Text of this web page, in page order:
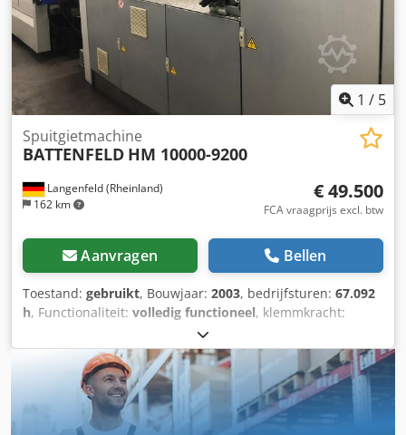
EUROMAP 67 besturingsinterface USB-interface Schuko-
stopcontact 16A Dksdpjzgt I Ssfx Ai Nor Machinedimensies
LxBxH: 7,2m x 1,75m x 2,42m Totaalgewicht: 16.400 kg
1 / 5
Langenfeld (Rheinland)
162 km
Spuitgietmachine
BATTENFELD HM 10000-9200
€ 49.500
FCA vraagprijs excl. btw
Aanvragen Bellen
Toestand: gebruikt, Bouwjaar: 2003, bedrijfsturen: 67.092
h, Functionaliteit: volledig functioneel, klemmkracht:
, schroefdiameter:120 mm
5.655 cm³, injectiedruk:1.632 bar, totale lengte:11.600
, totale breedte:2.900 mm , totale hoogte:2.500 mm,
totaalgewicht:76.500 kg, Sluitkracht: 10000 kN Kolommaat
h x v: 1120 x 1400 mm Platenafmeting h x v: 1960 x 1690
mm Inbouwhoogte min.: 550 mm Inbouwhoogte max.: 1020